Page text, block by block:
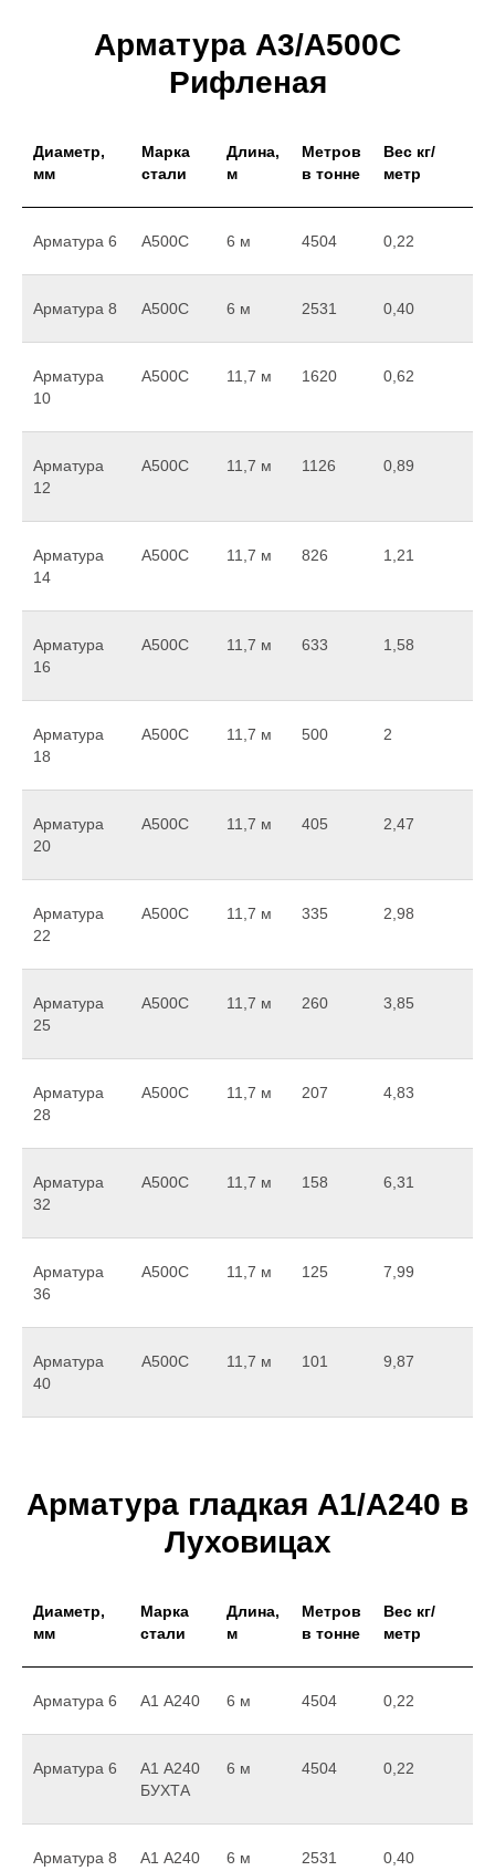
Арматура А3/A500C
Рифленая
Диаметр,
мм
Марка
стали
Длина,
м
Метров
в тонне
Вес кг/
метр
Арматура 6 А500С 6 м 4504 0,22
Арматура 8 А500С 6 м 2531 0,40
Арматура
10
А500С 11,7 м 1620 0,62
Арматура
12
А500С 11,7 м 1126 0,89
Арматура
14
А500С 11,7 м 826 1,21
Арматура
16
А500С 11,7 м 633 1,58
Арматура
18
А500С 11,7 м 500 2
Арматура
20
А500С 11,7 м 405 2,47
Арматура
22
А500С 11,7 м 335 2,98
Арматура
25
А500С 11,7 м 260 3,85
Арматура
28
А500С 11,7 м 207 4,83
Арматура
32
А500С 11,7 м 158 6,31
Арматура
36
А500С 11,7 м 125 7,99
Арматура
40
А500С 11,7 м 101 9,87
Арматура гладкая А1/А240 в
Луховицах
Диаметр,
мм
Марка
стали
Длина,
м
Метров
в тонне
Вес кг/
метр
Арматура 6 А1 А240 6 м 4504 0,22
Арматура 6
А1 А240
БУХТА
6 м 4504 0,22
Арматура 8 А1 А240 6 м 2531 0,40